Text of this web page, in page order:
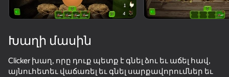
Խաղի մասին
Clicker խաղ, որը դուք պետք է գնել ձու եւ աճել հավ,
այնուհետեւ վաճառել եւ գնել սարքավորումներ եւ